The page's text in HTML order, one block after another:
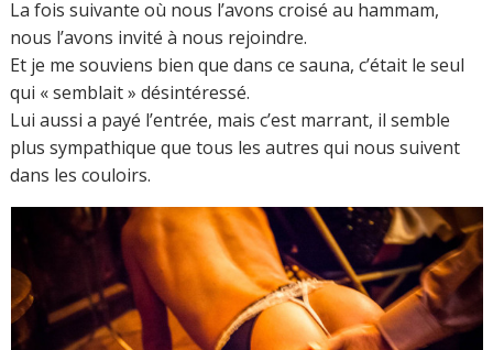
La fois suivante où nous l’avons croisé au hammam,
nous l’avons invité à nous rejoindre.
Et je me souviens bien que dans ce sauna, c’était le seul
qui « semblait » désintéressé.
Lui aussi a payé l’entrée, mais c’est marrant, il semble
plus sympathique que tous les autres qui nous suivent
dans les couloirs.